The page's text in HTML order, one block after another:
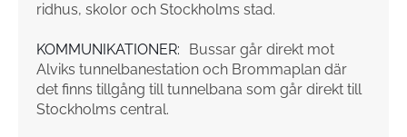
ridhus, skolor och Stockholms stad.
KOMMUNIKATIONER:
Bussar går direkt mot
Alviks tunnelbanestation och Brommaplan där
det finns tillgång till tunnelbana som går direkt till
Stockholms central.